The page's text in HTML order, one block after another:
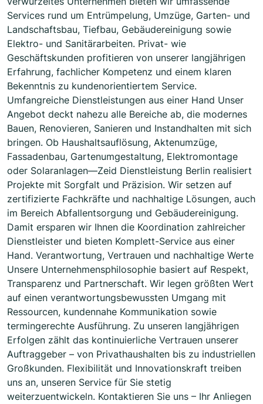
Services rund um Entrümpelung, Umzüge, Garten- und
Landschaftsbau, Tiefbau, Gebäudereinigung sowie
Elektro- und Sanitärarbeiten. Privat- wie
Geschäftskunden profitieren von unserer langjährigen
Erfahrung, fachlicher Kompetenz und einem klaren
Bekenntnis zu kundenorientiertem Service.
Umfangreiche Dienstleistungen aus einer Hand Unser
Angebot deckt nahezu alle Bereiche ab, die modernes
Bauen, Renovieren, Sanieren und Instandhalten mit sich
bringen. Ob Haushaltsauflösung, Aktenumzüge,
Fassadenbau, Gartenumgestaltung, Elektromontage
oder Solaranlagen—Zeid Dienstleistung Berlin realisiert
Projekte mit Sorgfalt und Präzision. Wir setzen auf
zertifizierte Fachkräfte und nachhaltige Lösungen, auch
im Bereich Abfallentsorgung und Gebäudereinigung.
Damit ersparen wir Ihnen die Koordination zahlreicher
Dienstleister und bieten Komplett-Service aus einer
Hand. Verantwortung, Vertrauen und nachhaltige Werte
Unsere Unternehmensphilosophie basiert auf Respekt,
Transparenz und Partnerschaft. Wir legen größten Wert
auf einen verantwortungsbewussten Umgang mit
Ressourcen, kundennahe Kommunikation sowie
termingerechte Ausführung. Zu unseren langjährigen
Erfolgen zählt das kontinuierliche Vertrauen unserer
Auftraggeber – von Privathaushalten bis zu industriellen
Großkunden. Flexibilität und Innovationskraft treiben
uns an, unseren Service für Sie stetig
weiterzuentwickeln. Kontaktieren Sie uns – Ihr Anliegen